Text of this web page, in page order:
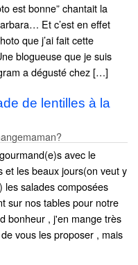
est bonne” chantait la
Et c’est en effet
que j’ai fait cette
blogueuse que je suis
a dégusté chez […]
de lentilles à la
avec le
et les beaux jours(on veut y
les salades composées
sur nos tables pour notre
bonheur , j'en mange très
vous les proposer , mais